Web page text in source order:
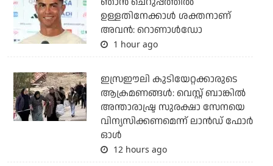
ഉള്ളതിനേക്കാള്‍ ശക്തനാണ്
അവന്‍: റൊണാള്‍ഡോ
1 hour ago
ഇസ്രഈലി കുടിയേറ്റക്കാരുടെ
ആക്രമണങ്ങള്‍: വെസ്റ്റ് ബാങ്കില്‍
അന്താരാഷ്ട്ര സുരക്ഷാ സേനയെ
വിന്യസിക്കണമെന്ന് ലാന്‍ഡ് ഫോര്‍
ഓള്‍
12 hours ago